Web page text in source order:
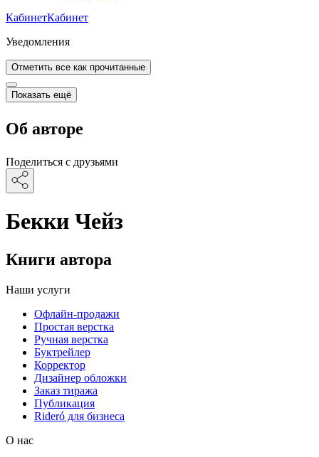
КабинетКабинет
Уведомления
Отметить все как прочитанные
Показать ещё
Об авторе
Поделиться с друзьями
Бекки Чейз
Книги автора
Наши услуги
Офлайн-продажи
Простая верстка
Ручная верстка
Буктрейлер
Корректор
Дизайнер обложки
Заказ тиража
Публикация
Rideró для бизнеса
О нас